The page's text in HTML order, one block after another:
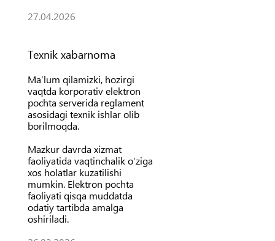
27.04.2026
Texnik xabarnoma
Ma’lum qilamizki, hozirgi
vaqtda korporativ elektron
pochta serverida reglament
asosidagi texnik ishlar olib
borilmoqda.
Mazkur davrda xizmat
faoliyatida vaqtinchalik o‘ziga
xos holatlar kuzatilishi
mumkin. Elektron pochta
faoliyati qisqa muddatda
odatiy tartibda amalga
oshiriladi.